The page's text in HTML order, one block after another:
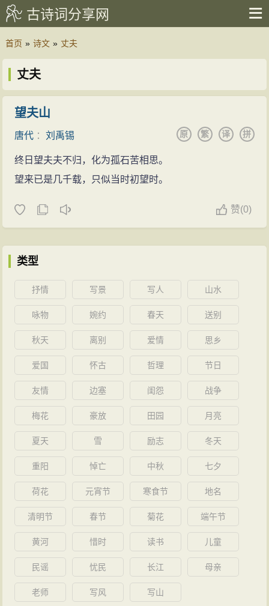
古诗词分享网
首页 » 诗文 » 丈夫
丈夫
望夫山
唐代 ：刘禹锡 拼
译
繁
原
终日望夫夫不归，化为孤石苦相思。
望来已是几千载，只似当时初望时。
赞(0)
类型
抒情 写景 写人 山水
咏物 婉约 春天 送别
秋天 离别 爱情 思乡
爱国 怀古 哲理 节日
友情 边塞 闺怨 战争
梅花 豪放 田园 月亮
夏天 雪 励志 冬天
重阳 悼亡 中秋 七夕
荷花 元宵节 寒食节 地名
清明节 春节 菊花 端午节
黄河 惜时 读书 儿童
民谣 忧民 长江 母亲
老师 写风 写山